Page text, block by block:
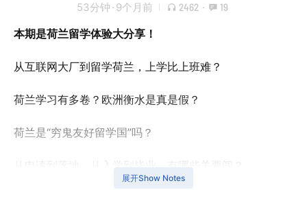
53分钟 · 9个月前 2462 · 19
本期是荷兰留学体验大分享！
从互联网大厂到留学荷兰，上学比上班难？
荷兰学习有多卷？欧洲衡水是真是假？
荷兰是“穷鬼友好留学国”吗？
从申请到落地、从入学到毕业，有哪些关要闯？
展开Show Notes